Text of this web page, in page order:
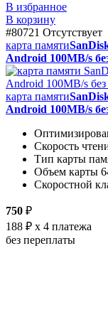
В избранное
В корзину
#80721 Отсутствует
карта памяти
Android 100MB/s
карта памяти
Android 100MB/s
Скорость
Тип карты
Объем карты
Скоростной
750 ₽
188 ₽ x 4 платежа
без переплаты